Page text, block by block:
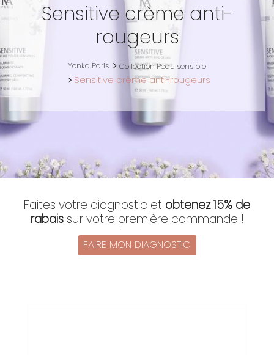
Sensitive crème anti-
rougeurs
Yonka Paris Collection Peau sensible
Sensitive crème anti-rougeurs
Faites votre diagnostic et obtenez 15% de
rabaissur votre première commande !
FAIRE MON DIAGNOSTIC